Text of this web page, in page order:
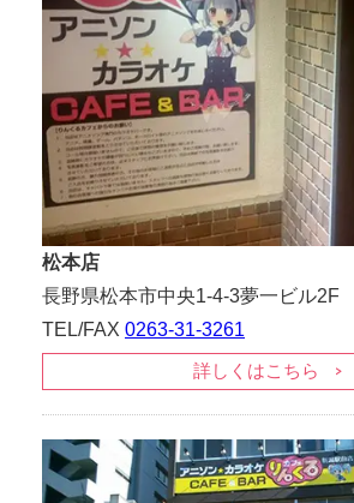
松本店
長野県松本市中央1-4-3夢一ビル2F
TEL/FAX 0263-31-3261
詳しくはこちら